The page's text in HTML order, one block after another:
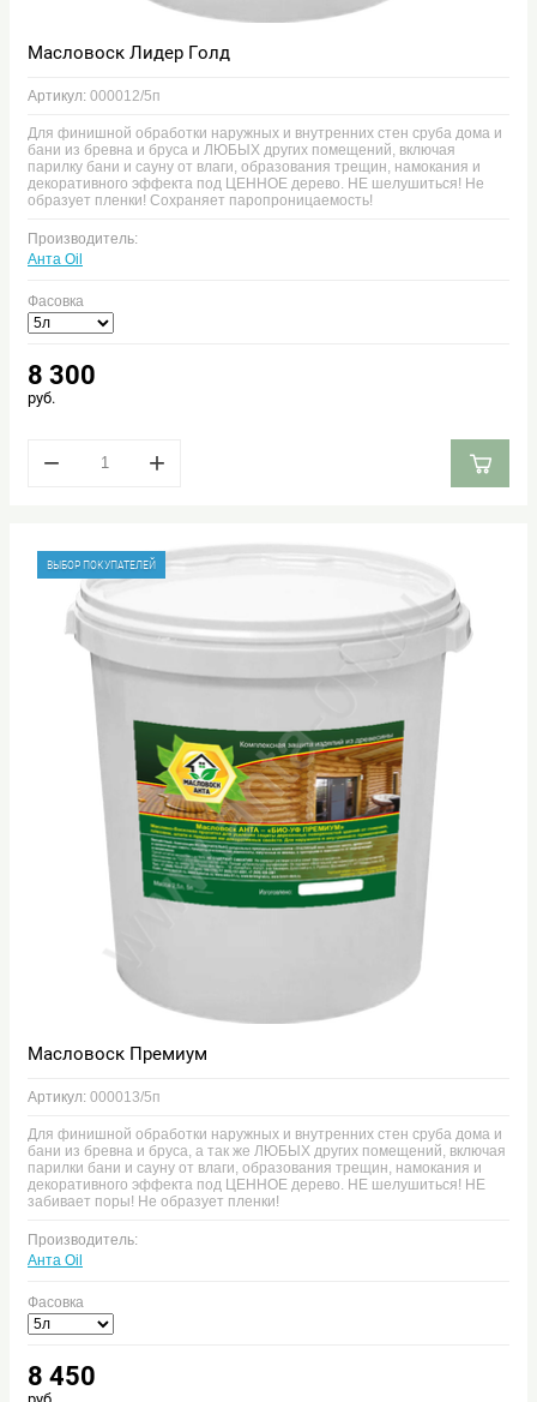
Масловоск Лидер Голд
Артикул: 000012/5п
Для финишной обработки наружных и внутренних стен сруба дома и
бани из бревна и бруса и ЛЮБЫХ других помещений, включая
парилку бани и сауну от влаги, образования трещин, намокания и
декоративного эффекта под ЦЕННОЕ дерево. НЕ шелушиться! Не
образует пленки! Сохраняет паропроницаемость!
Производитель:
Анта Oil
Фасовка
8 300
руб.
− +
ВЫБОР ПОКУПАТЕЛЕЙ
Масловоск Премиум
Артикул: 000013/5п
Для финишной обработки наружных и внутренних стен сруба дома и
бани из бревна и бруса, а так же ЛЮБЫХ других помещений, включая
парилки бани и сауну от влаги, образования трещин, намокания и
декоративного эффекта под ЦЕННОЕ дерево. НЕ шелушиться! НЕ
забивает поры! Не образует пленки!
Производитель:
Анта Oil
Фасовка
8 450